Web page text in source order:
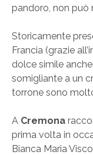
pandoro, non può
Storicamente
Francia (grazie
dolce simile
somigliante a un
torrone sono
A Cremona
prima volta in
Bianca Maria